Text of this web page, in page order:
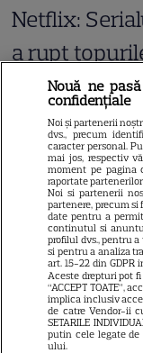
Netflix:
a rupt
șanse sunt
Nouă ne
confidențiale
Noi și partenerii
dvs., precum
caracter personal.
mai jos, respectiv
moment pe pagina
raportate
Noi si partenerii
partenere, precum
date pentru a
continutul si
profilul dvs., pentru
si pentru a analiza
art. 15-22 din GDPR
Aceste drepturi pot
“ACCEPT TOATE”,
implica inclusiv
de catre Vendor-ii
SETARILE
putin cele legate
ului.